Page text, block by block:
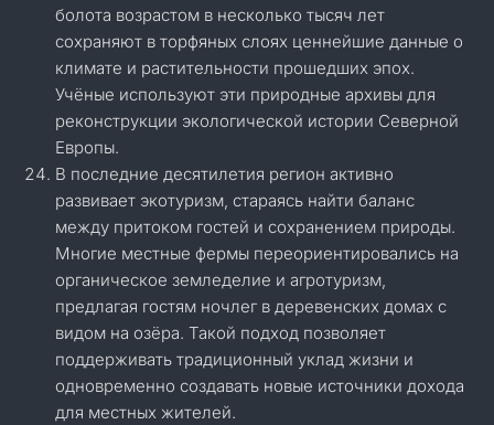
болота возрастом в несколько тысяч лет
сохраняют в торфяных слоях ценнейшие данные о
климате и растительности прошедших эпох.
Учёные используют эти природные архивы для
реконструкции экологической истории Северной
Европы.
В последние десятилетия регион активно
развивает экотуризм, стараясь найти баланс
между притоком гостей и сохранением природы.
Многие местные фермы переориентировались на
органическое земледелие и агротуризм,
предлагая гостям ночлег в деревенских домах с
видом на озёра. Такой подход позволяет
поддерживать традиционный уклад жизни и
одновременно создавать новые источники дохода
для местных жителей.